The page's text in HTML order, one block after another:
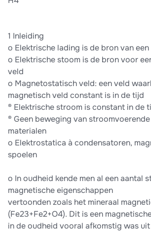
1 Inleiding
o Elektrische lading is de bron van
o Elektrische stoom is de bron voor
veld
o Magnetostatisch veld: een veld
magnetisch veld constant is in de tijd
® Elektrische stroom is constant in de
® Geen beweging van
materialen
o Elektrostatica à condensatoren,
spoelen
o In oudheid kende men al een aantal
magnetische eigenschappen
vertoonden zoals het mineraal
(Fe23+Fe2+O4). Dit is een
in de oudheid vooral afkomstig was